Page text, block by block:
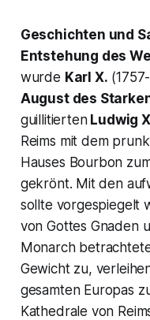
Geschichten und
Entstehung des
wurde Karl X.
August des
guillitiertenLudwig
Reims mit dem
Hauses Bourbon
gekrönt. Mit den
sollte vorgespiegelt
von Gottes Gnaden
Monarch
Gewicht zu,
gesamten Europas
Kathedrale von